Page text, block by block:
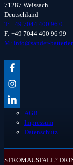
71287 Weissach
Deutschland
T: +49 7044 400 96 0
F: +49 7044 400 96 99
M: info@sander-
AGB
Impressum
Datenschutz
STROMAUSFALL?